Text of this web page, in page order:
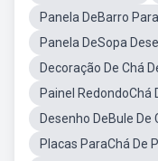
Panela DeBarro
Panela DeSopa
Decoração De Chá
Painel RedondoChá
Desenho DeBule De
Placas ParaChá De